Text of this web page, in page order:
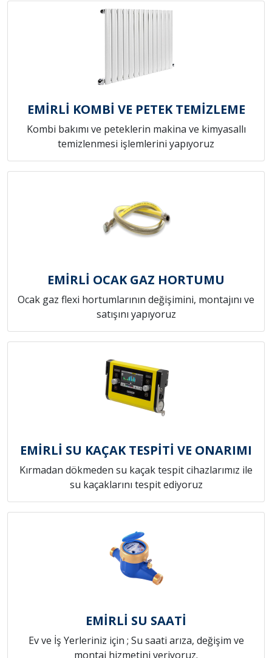
EMİRLİ KOMBİ VE PETEK TEMİZLEME
Kombi bakımı ve peteklerin makina ve kimyasallı
temizlenmesi işlemlerini yapıyoruz
EMİRLİ OCAK GAZ HORTUMU
Ocak gaz flexi hortumlarının değişimini, montajını ve
satışını yapıyoruz
EMİRLİ SU KAÇAK TESPİTİ VE ONARIMI
Kırmadan dökmeden su kaçak tespit cihazlarımız ile
su kaçaklarını tespit ediyoruz
EMİRLİ SU SAATİ
Ev ve İş Yerleriniz için ; Su saati arıza, değişim ve
montaj hizmetini veriyoruz.